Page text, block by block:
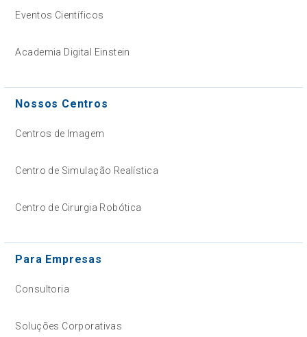
Eventos Científicos
Academia Digital Einstein
Nossos Centros
Centros de Imagem
Centro de Simulação Realística
Centro de Cirurgia Robótica
Para Empresas
Consultoria
Soluções Corporativas